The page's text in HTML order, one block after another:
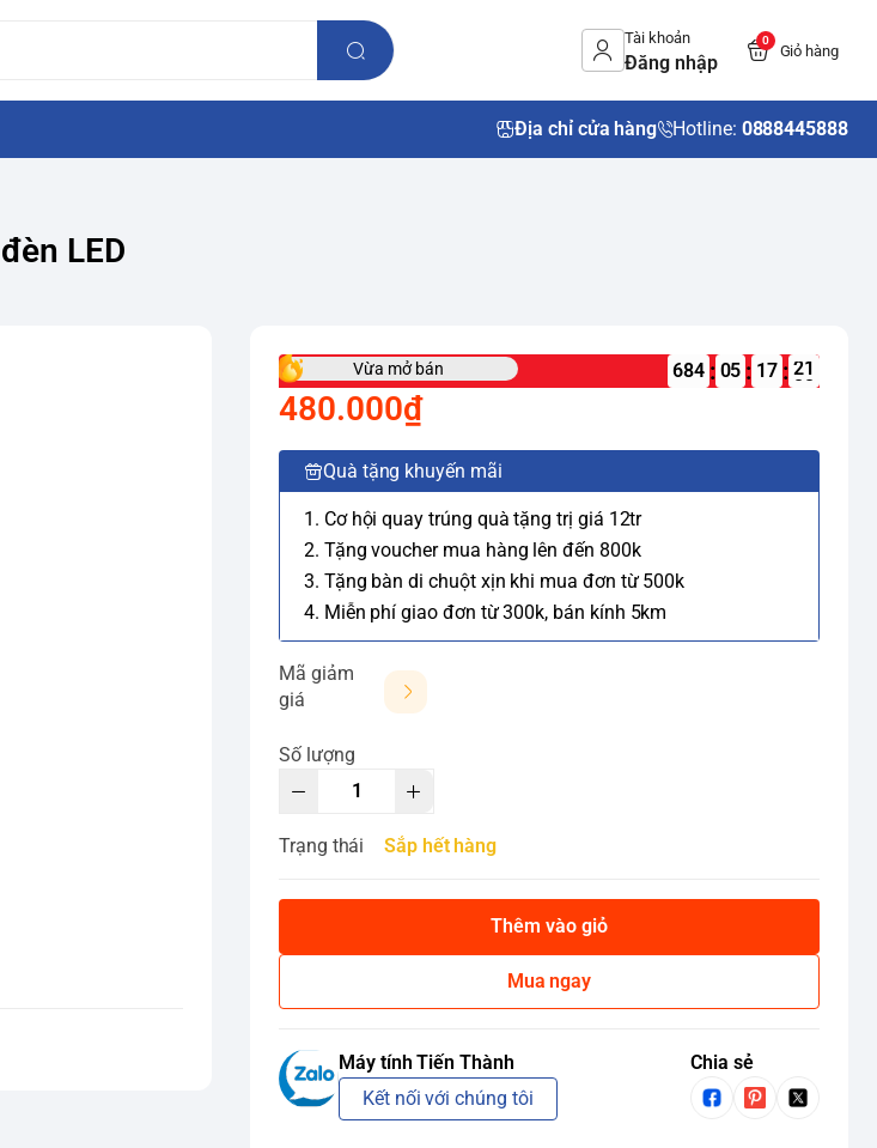
Tài khoản
Đăng nhập
0
Giỏ hàng
Địa chỉ cửa hàng Hotline: 0888445888
LED
Vừa mở bán 684 : 05 : :
480.000₫
Quà tặng khuyến mãi
1. Cơ hội quay trúng quà tặng trị giá 12tr
2. Tặng voucher mua hàng lên đến 800k
3. Tặng bàn di chuột xịn khi mua đơn từ 500k
4. Miễn phí giao đơn từ 300k, bán kính 5km
Mã giảm
giá
Số lượng
Trạng thái Sắp hết hàng
Thêm vào giỏ
Mua ngay
Máy tính Tiến Thành
Kết nối với chúng tôi
Chia sẻ